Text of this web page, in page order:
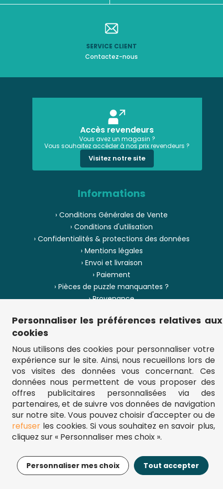
22,99€ Ajouter au panier
SERVICE CLIENT
Contactez-nous
Accès revendeurs
Vous avez un magasin ?
Vous souhaitez accéder à nos prix revendeurs ?
Visitez notre site
Informations
› Conditions Générales de Vente
› Conditions d'utilisation
› Confidentialités & protections des données
› Mentions légales
› Envoi et livraison
› Paiement
› Pièces de puzzle manquantes ?
› Provenance
› Plan du site
** Frais d'envoi = 6,95 € (France) / gratuit à partir de 45 €.
fou-de-puzzle.com : le site référence pour acheter des puzzles de
qualité à bon prix.
© Fou-de-puzzle.com 2011 - 2026
Personnaliser les préférences relatives aux
cookies
Nous utilisons des cookies pour personnaliser votre
expérience sur le site. Ainsi, nous recueillons lors de
vos visites des données vous concernant. Ces
données nous permettent de vous proposer des
offres publicitaires personnalisées via des
partenaires, et de suivre vos données de navigation
sur notre site. Vous pouvez choisir d'accepter ou de
refuserles cookies. Si vous souhaitez en savoir plus,
cliquez sur « Personnaliser mes choix ».
Personnaliser mes choix Tout accepter